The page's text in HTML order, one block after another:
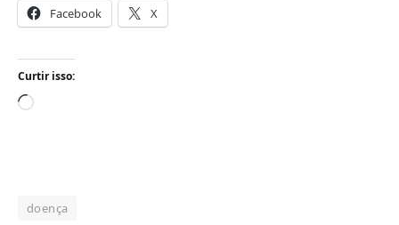
Facebook X
Curtir isso:
Carregando...
doença